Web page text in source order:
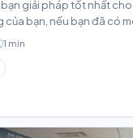
giải pháp tốt nhất
bạn, nếu bạn đã có mô
1 min